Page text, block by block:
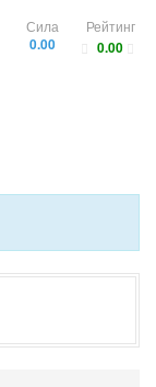
Рейтинг
0.00
Сила
0.00